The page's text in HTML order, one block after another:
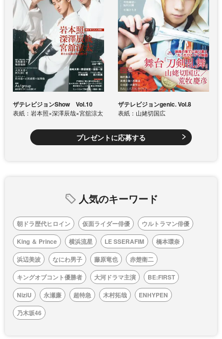
ザテレビジョンShow Vol.10
表紙：岩本照×深澤辰哉×宮舘涼太
ザテレビジョンgenic. Vol.8
表紙：山姥切国広
プレゼントに応募する
人気のキーワード
朝ドラ歴代ヒロイン 仮面ライダー俳優
ウルトラマン俳優
King ＆ Prince
横浜流星 LE SSERAFIM
橋本環奈
浜辺美波
なにわ男子 藤原竜也
赤楚衛二
キングオブコント優勝者
大河ドラマ主演
BE:FIRST
NiziU
永瀬廉 超特急 木村拓哉
ENHYPEN
乃木坂46